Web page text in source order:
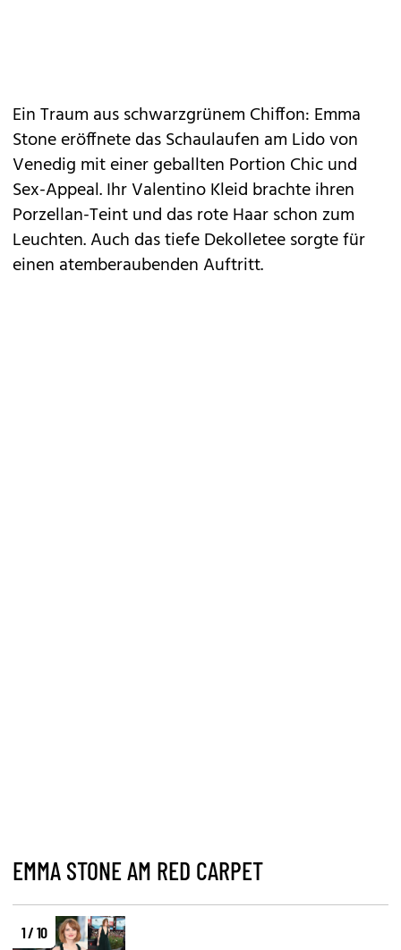
Ein Traum aus schwarzgrünem Chiffon: Emma
Stone eröffnete das Schaulaufen am Lido von
Venedig mit einer geballten Portion Chic und
Sex-Appeal. Ihr Valentino Kleid brachte ihren
Porzellan-Teint und das rote Haar schon zum
Leuchten. Auch das tiefe Dekolletee sorgte für
einen atemberaubenden Auftritt.
EMMA STONE AM RED CARPET
1 / 10